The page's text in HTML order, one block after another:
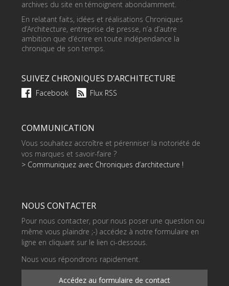
archives du site en témoignent abondamment.
En relatant faits, idées et réalisations Chroniques
d’Architecture, entreprise de presse, n’a d’autre
ambition que d’écrire en toute indépendance la
chronique de son temps.
SUIVEZ CHRONIQUES D’ARCHITECTURE
Facebook Flux RSS
COMMUNICATION
Vous souhaitez accroître et pérenniser la notoriété de
vos marques et savoir-faire ?
> Communiquez avec Chroniques d’architecture !
NOUS CONTACTER
Pour nous contacter, pour nous poser une question ou
même vous plaindre ;-) accédez à notre formulaire en
ligne en cliquant sur le lien ci-dessous.
Nous vous répondrons rapidement.
Accédez au formulaire de contact